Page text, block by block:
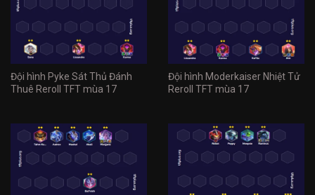
Đội hình Pyke Sát Thủ Đánh
Thuê Reroll TFT mùa 17
Đội hình Moderkaiser Nhiệt Tử
Reroll TFT mùa 17